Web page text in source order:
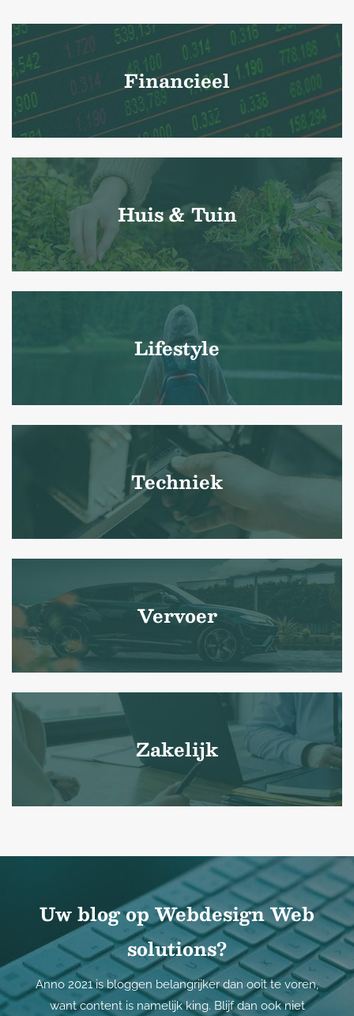
Financieel
Huis & Tuin
Lifestyle
Techniek
Vervoer
Zakelijk
Uw blog op Webdesign Web
solutions?
Anno 2021 is bloggen belangrijker dan ooit te voren,
want content is namelijk king. Blijf dan ook niet